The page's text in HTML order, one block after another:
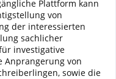
Plattform kann
von
der interessierten
sachlicher
investigative
Anprangerung von
sowie die